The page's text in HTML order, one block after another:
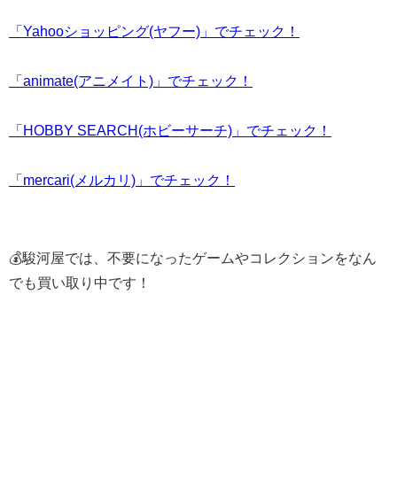
「Yahooショッピング(ヤフー)」でチェック！
「animate(アニメイト)」でチェック！
「HOBBY SEARCH(ホビーサーチ)」でチェック！
「mercari(メルカリ)」でチェック！
💰駿河屋では、不要になったゲームやコレクションをなん
でも買い取り中です！